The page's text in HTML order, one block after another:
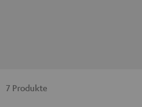
7 Produkte